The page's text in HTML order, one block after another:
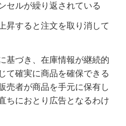
セルが繰り返されている
昇すると注文を取り消して
基づき、在庫情報が継続的
て確実に商品を確保できる
売者が商品を手元に保有し
ちにおとり広告となるわけ